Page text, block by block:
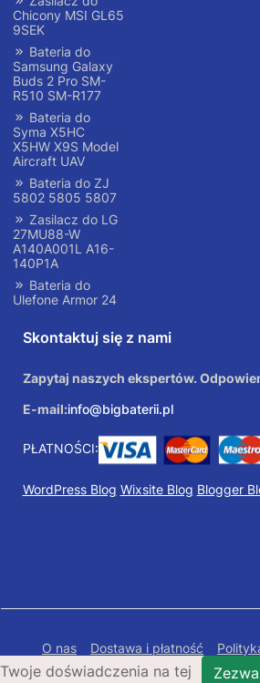
Chicony MSI GL65
9SEK
Bateria do
Samsung Galaxy
Buds 2 Pro SM-
R510 SM-R177
Bateria do
Syma X5HC
X5HW X9S Model
Aircraft UAV
Bateria do ZJ
5802 5805 5807
Zasilacz do LG
27MU88-W
A140A001L A16-
140P1A
Bateria do
Ulefone Armor 24
Skontaktuj się z nami
Zapytaj naszych ekspertów.
E-mail:info@bigbaterii.pl
PŁATNOŚCI:
WordPress Blog Wixsite Blog Blogger
O nas Dostawa i płatność
Polityka prywatności
Twoje doświadczenia na tej